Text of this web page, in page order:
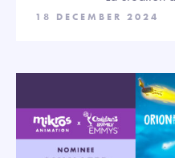
18 DECEMBER 2024